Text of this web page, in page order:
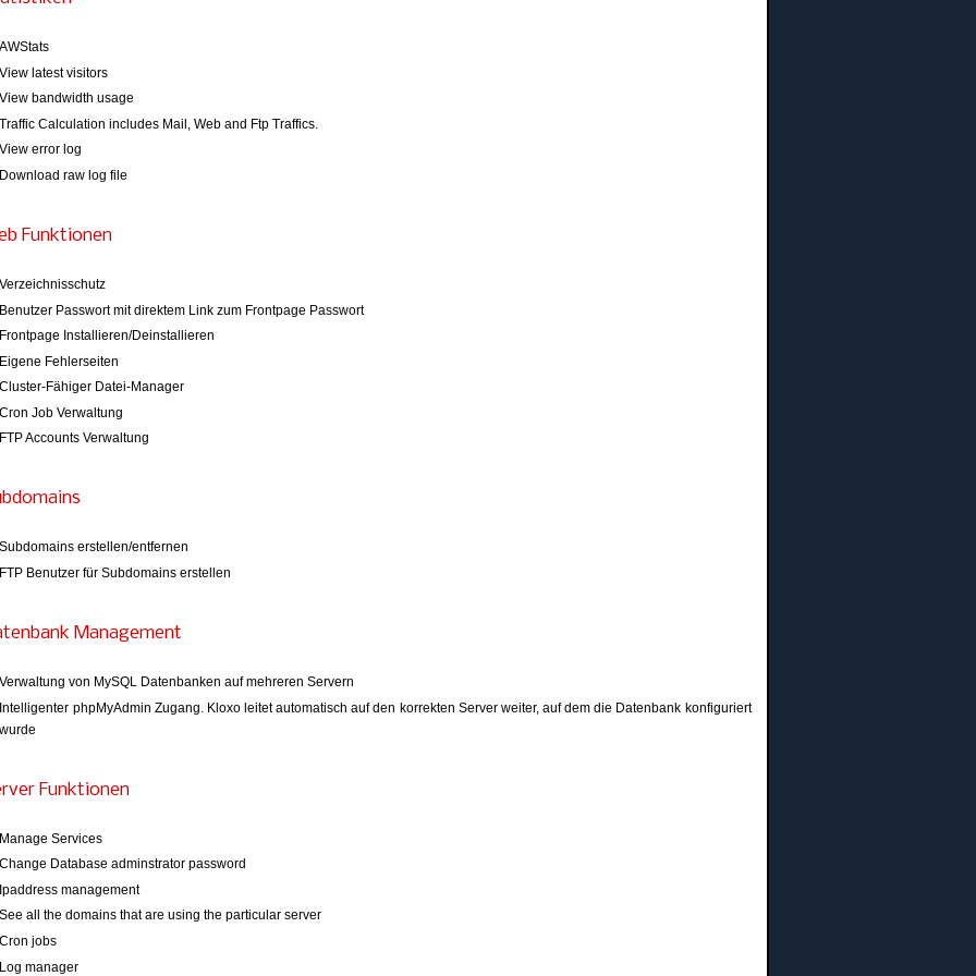
AWStats
View latest visitors
View bandwidth usage
Traffic Calculation includes Mail, Web and Ftp Traffics.
View error log
Download raw log file
Funktionen
Verzeichnisschutz
Benutzer Passwort mit direktem Link zum Frontpage Passwort
Frontpage Installieren/Deinstallieren
Eigene Fehlerseiten
Cluster-Fähiger Datei-Manager
Cron Job Verwaltung
FTP Accounts Verwaltung
Subdomains erstellen/entfernen
FTP Benutzer für Subdomains erstellen
Management
Verwaltung von MySQL Datenbanken auf mehreren Servern
Intelligenter phpMyAdmin Zugang. Kloxo leitet automatisch auf den korrekten Server weiter, auf dem die Datenbank konfiguriert
wurde
Funktionen
Manage Services
Change Database adminstrator password
Ipaddress management
See all the domains that are using the particular server
Cron jobs
Log manager